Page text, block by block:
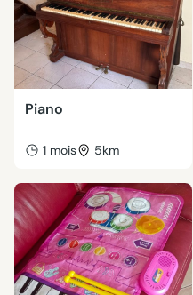
Piano
1 mois 5km